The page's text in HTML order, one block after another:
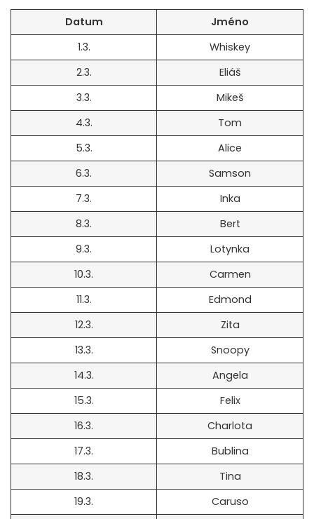
Datum
Jméno
1.3.
Whiskey
2.3.
Eliáš
3.3.
Mikeš
4.3.
Tom
5.3.
Alice
6.3.
Samson
7.3.
Inka
8.3.
Bert
9.3.
Lotynka
10.3.
Carmen
11.3.
Edmond
12.3.
Zita
13.3.
Snoopy
14.3.
Angela
15.3.
Felix
16.3.
Charlota
17.3.
Bublina
18.3.
Tina
19.3.
Caruso